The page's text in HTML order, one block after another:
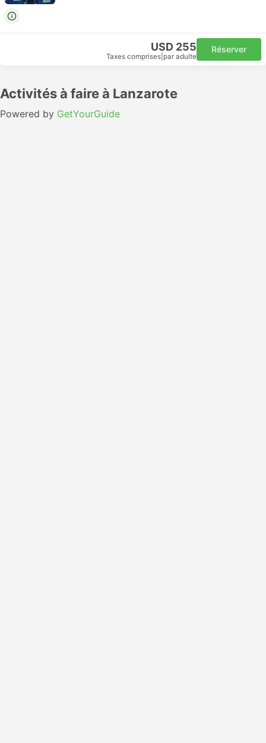
USD 255
Taxes comprises par adulte
Réserver
Activités à faire à Lanzarote
Powered by GetYourGuide